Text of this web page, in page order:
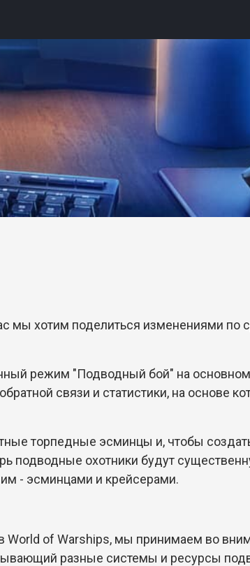
мы хотим поделиться изменениями по
режим "Подводный бой" на
связи и статистики, на основе
торпедные эсминцы и, чтобы
подводные охотники будут
- эсминцами и крейсерами.
World of Warships, мы принимаем во
разные системы и ресурсы